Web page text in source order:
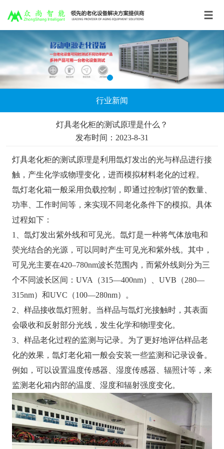
行业新闻
灯具老化柜的测试原理是什么？
发布时间：2023-8-31
灯具老化柜的测试原理是利用氙灯发出的光与样品进行接
触，产生化学或物理变化，进而模拟材料老化的过程。
氙灯老化箱一般采用负载控制，即通过控制灯管的数量、
功率、工作时间等，来实现不同老化条件下的模拟。具体
过程如下：
1、氙灯发出紫外线和可见光。氙灯是一种将气体放电和
荧光结合的光源，可以同时产生可见光和紫外线。其中，
可见光主要在420–780nm波长范围内，而紫外线则分为三
个不同波长区间：UVA（315—400nm）、UVB（280—
315nm）和UVC（100—280nm）。
2、样品接收氙灯照射。当样品与氙灯光接触时，其表面
会吸收和反射部分光线，发生化学和物理变化。
3、样品老化过程的监测与记录。为了更好地评估样品老
化的效果，氙灯老化箱一般会安装一些监测和记录设备。
例如，可以设置温度传感器、湿度传感器、辐照计等，来
监测老化箱内部的温度、湿度和辐射强度变化。